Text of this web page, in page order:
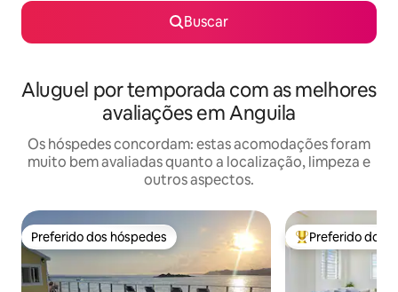
Buscar
Aluguel por temporada com as melhores
avaliações em Anguila
Os hóspedes concordam: estas acomodações foram
muito bem avaliadas quanto a localização, limpeza e
outros aspectos.
Preferido dos hóspedes
Preferido dos hóspedes Entre os
Preferido dos